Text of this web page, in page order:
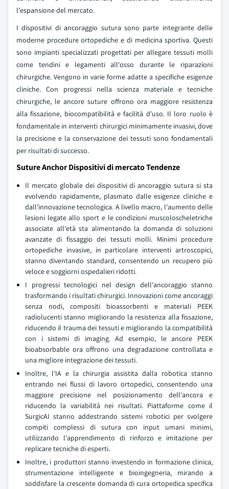
l'espansione del mercato.
I dispositivi di ancoraggio sutura sono parte integrante delle
moderne procedure ortopediche e di medicina sportiva. Questi
sono impianti specializzati progettati per allegare tessuti molli
come tendini e legamenti all'osso durante le riparazioni
chirurgiche. Vengono in varie forme adatte a specifiche esigenze
cliniche. Con progressi nella scienza materiale e tecniche
chirurgiche, le ancore suture offrono ora maggiore resistenza
alla fissazione, biocompatibilità e facilità d'uso. Il loro ruolo è
fondamentale in interventi chirurgici minimamente invasivi, dove
la precisione e la conservazione dei tessuti sono fondamentali
per risultati di successo.
Suture Anchor Dispositivi di mercato Tendenze
Il mercato globale dei dispositivi di ancoraggio sutura si sta
evolvendo rapidamente, plasmato dalle esigenze cliniche e
dall'innovazione tecnologica. A livello macro, l'aumento delle
lesioni legate allo sport e le condizioni muscoloscheletriche
associate all'età sta alimentando la domanda di soluzioni
avanzate di fissaggio dei tessuti molli. Minimi procedure
ortopediche invasive, in particolare interventi artroscopici,
stanno diventando standard, consentendo un recupero più
veloce e soggiorni ospedalieri ridotti.
I progressi tecnologici nel design dell'ancoraggio stanno
trasformando i risultati chirurgici. Innovazioni come ancoraggi
senza nodi, compositi bioassorbenti e materiali PEEK
radiolucenti stanno migliorando la resistenza alla fissazione,
riducendo il trauma dei tessuti e migliorando la compatibilità
con i sistemi di imaging. Ad esempio, le ancore PEEK
bioabsorbable ora offrono una degradazione controllata e
una migliore integrazione dei tessuti.
Inoltre, l'IA e la chirurgia assistita dalla robotica stanno
entrando nei flussi di lavoro ortopedici, consentendo una
maggiore precisione nel posizionamento dell'ancora e
riducendo la variabilità nei risultati. Piattaforme come il
SurgicAI stanno addestrando sistemi robotici per svolgere
compiti complessi di sutura con input umani minimi,
utilizzando l'apprendimento di rinforzo e imitazione per
replicare tecniche di esperti.
Inoltre, i produttori stanno investendo in formazione clinica,
strumentazione intelligente e bioingegneria, mirando a
soddisfare la crescente domanda di cura ortopedica specifica